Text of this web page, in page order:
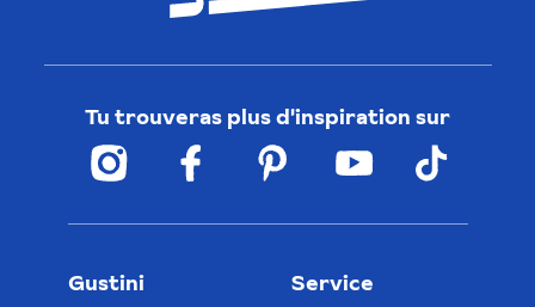
Tu trouveras plus d'inspiration sur
Gustini
Service